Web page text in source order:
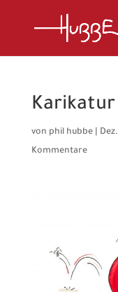
Karikatur
von phil hubbe|
Kommentare